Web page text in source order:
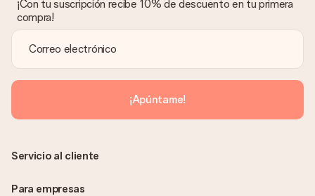
¡Con tu suscripción recibe 10% de descuento en tu primera
compra!
¡Apúntame!
Servicio al cliente
Para empresas